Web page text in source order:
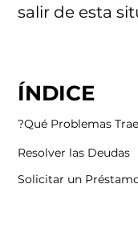
ÍNDICE
Qué Problemas Trae?
Resolver las Deudas
Solicitar un
salir de esta